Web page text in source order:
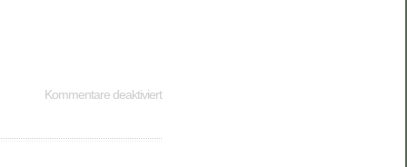
Kommentare deaktiviert